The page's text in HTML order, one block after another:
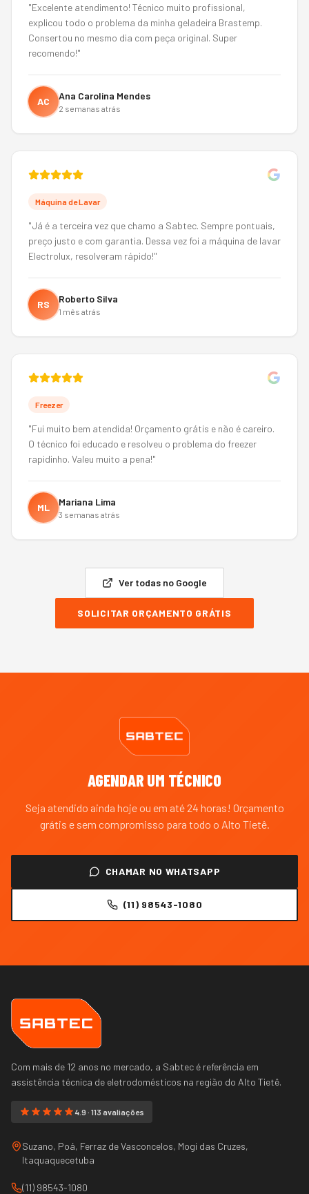
"Excelente atendimento! Técnico muito profissional,
explicou todo o problema da minha geladeira Brastemp.
Consertou no mesmo dia com peça original. Super
recomendo!"
AC Ana Carolina Mendes
2 semanas atrás
Máquina de Lavar
"Já é a terceira vez que chamo a Sabtec. Sempre pontuais,
preço justo e com garantia. Dessa vez foi a máquina de lavar
Electrolux, resolveram rápido!"
RS Roberto Silva
1 mês atrás
Freezer
"Fui muito bem atendida! Orçamento grátis e não é careiro.
O técnico foi educado e resolveu o problema do freezer
rapidinho. Valeu muito a pena!"
ML Mariana Lima
3 semanas atrás
Ver todas no Google
SOLICITAR ORÇAMENTO GRÁTIS
AGENDAR UM TÉCNICO
Seja atendido ainda hoje ou em até 24 horas! Orçamento
grátis e sem compromisso para todo o Alto Tietê.
CHAMAR NO WHATSAPP
(11) 98543-1080
Com mais de 12 anos no mercado, a Sabtec é referência em
assistência técnica de eletrodomésticos na região do Alto Tietê.
4.9 · 113 avaliações
Suzano, Poá, Ferraz de Vasconcelos, Mogi das Cruzes,
Itaquaquecetuba
(11) 98543-1080